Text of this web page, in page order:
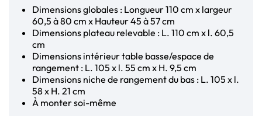
Dimensions globales : Longueur 110 cm x largeur
60,5 à 80 cm x Hauteur 45 à 57 cm
Dimensions plateau relevable : L. 110 cm x l. 60,5
cm
Dimensions intérieur table basse/espace de
rangement : L. 105 x l. 55 cm x H. 9,5 cm
Dimensions niche de rangement du bas : L. 105 x l.
58 x H. 21 cm
À monter soi-même